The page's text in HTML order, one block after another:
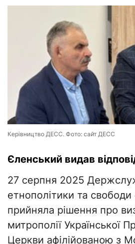
Керівництво ДЕСС. Фото: сайт ДЕСС
Єленський видав
27 серпня 2025
етнополітики та свободи
прийняла рішення про
митрополії Української
Церкви афілійованою з